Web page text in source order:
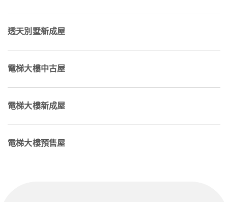
透天別墅新成屋
電梯大樓中古屋
電梯大樓新成屋
電梯大樓預售屋